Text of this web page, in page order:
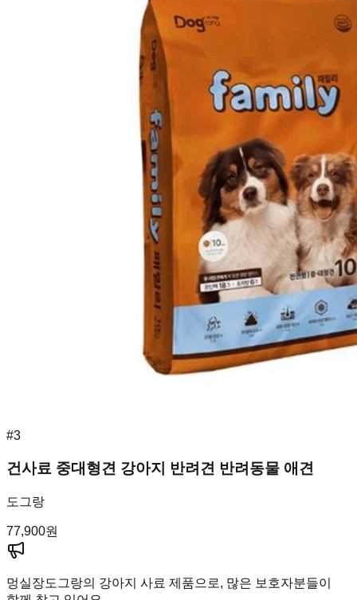
#3
건사료 중대형견 강아지 반려견 반려동물 애견
도그랑
77,900원
멍실장도그랑의 강아지 사료 제품으로, 많은 보호자분들이